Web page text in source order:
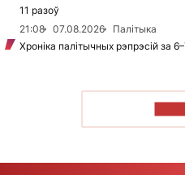
11 разоў
21:08
07.08.2026
Палітыка
Хроніка палітычных рэпрэсій за